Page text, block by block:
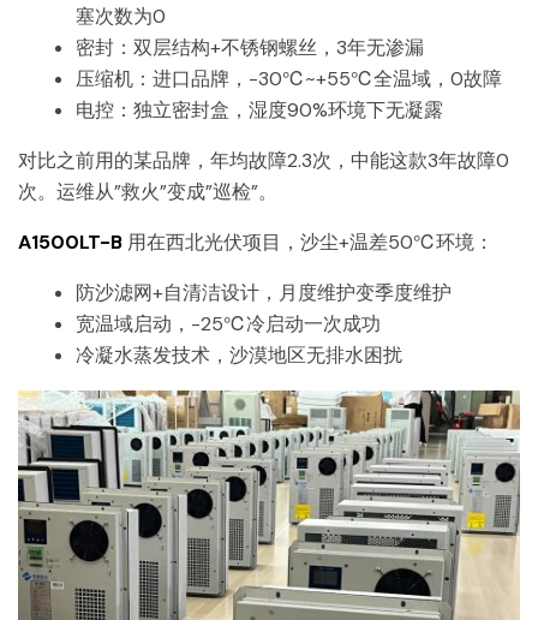
塞次数为0
密封：双层结构+不锈钢螺丝，3年无渗漏
压缩机：进口品牌，-30℃~+55℃全温域，0故障
电控：独立密封盒，湿度90%环境下无凝露
对比之前用的某品牌，年均故障2.3次，中能这款3年故障0
次。运维从”救火”变成”巡检”。
A1500LT-B 用在西北光伏项目，沙尘+温差50℃环境：
防沙滤网+自清洁设计，月度维护变季度维护
宽温域启动，-25℃冷启动一次成功
冷凝水蒸发技术，沙漠地区无排水困扰